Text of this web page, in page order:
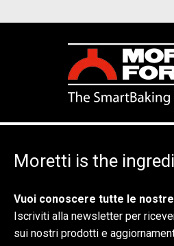
Moretti is the
Vuoi conoscere tutte le
Iscriviti alla newsletter per
sui nostri prodotti e